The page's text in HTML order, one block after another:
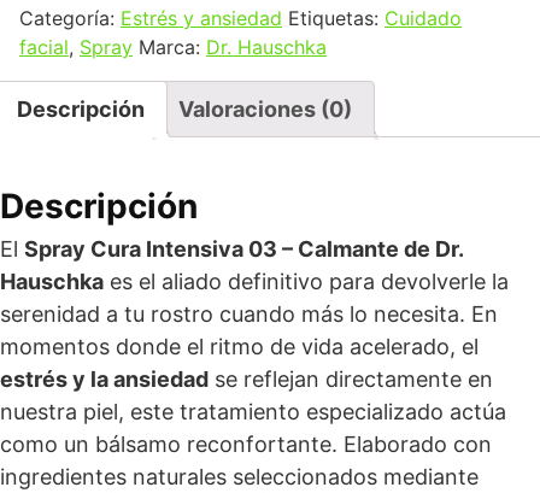
Categoría: Estrés y ansiedad Etiquetas: Cuidado
facial, Spray Marca: Dr. Hauschka
Descripción Valoraciones (0)
Descripción
El Spray Cura Intensiva 03 – Calmante de Dr.
Hauschka es el aliado definitivo para devolverle la
serenidad a tu rostro cuando más lo necesita. En
momentos donde el ritmo de vida acelerado, el
estrés y la ansiedad se reflejan directamente en
nuestra piel, este tratamiento especializado actúa
como un bálsamo reconfortante. Elaborado con
ingredientes naturales seleccionados mediante